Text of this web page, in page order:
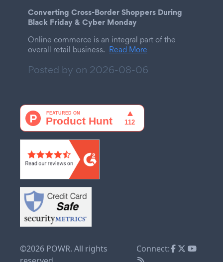
Converting Cross-Border Shoppers During
Black Friday & Cyber Monday
Online commerce is an integral part of the
overall retail business. Read More
Posted by on 2026-08-06
©2026 POWR. All rights
Connect: